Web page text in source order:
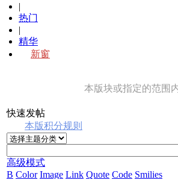
|
热门
|
精华
新窗
本版块或指定的范围
快速发帖
本版积分规则
高级模式
B Color Image Link Quote Code Smilies